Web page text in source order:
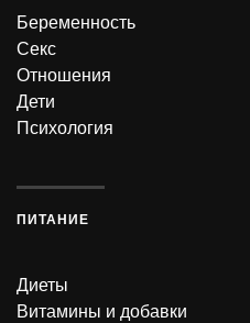
Беременность
Секс
Отношения
Дети
Психология
ПИТАНИЕ
Диеты
Витамины и добавки